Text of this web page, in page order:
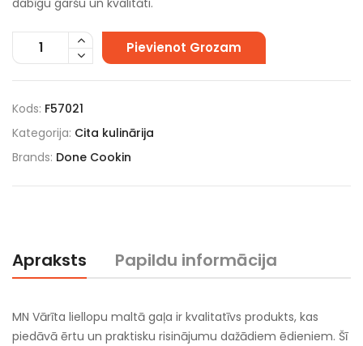
dabīgu garšu un kvalitāti.
Pievienot Grozam
Kods: F57021
Kategorija: Cita kulinārija
Brands: Done Cookin
Apraksts Papildu informācija
MN Vārīta liellopu maltā gaļa ir kvalitatīvs produkts, kas
piedāvā ērtu un praktisku risinājumu dažādiem ēdieniem. Šī